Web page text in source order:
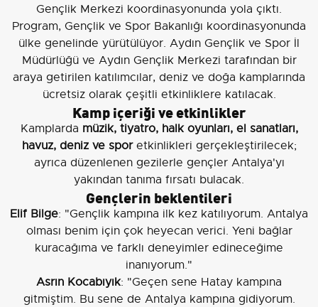
Gençlik Merkezi koordinasyonunda yola çıktı.
Program, Gençlik ve Spor Bakanlığı koordinasyonunda
ülke genelinde yürütülüyor. Aydın Gençlik ve Spor İl
Müdürlüğü ve Aydın Gençlik Merkezi tarafından bir
araya getirilen katılımcılar, deniz ve doğa kamplarında
ücretsiz olarak çeşitli etkinliklere katılacak.
Kamp içeriği ve etkinlikler
Kamplarda müzik, tiyatro, halk oyunları, el sanatları,
havuz, deniz ve sporetkinlikleri gerçekleştirilecek;
ayrıca düzenlenen gezilerle gençler Antalya'yı
yakından tanıma fırsatı bulacak.
Gençlerin beklentileri
Elif Bilge: "Gençlik kampına ilk kez katılıyorum. Antalya
olması benim için çok heyecan verici. Yeni bağlar
kuracağıma ve farklı deneyimler edineceğime
inanıyorum."
Asrın Kocabıyık: "Geçen sene Hatay kampına
gitmiştim. Bu sene de Antalya kampına gidiyorum.